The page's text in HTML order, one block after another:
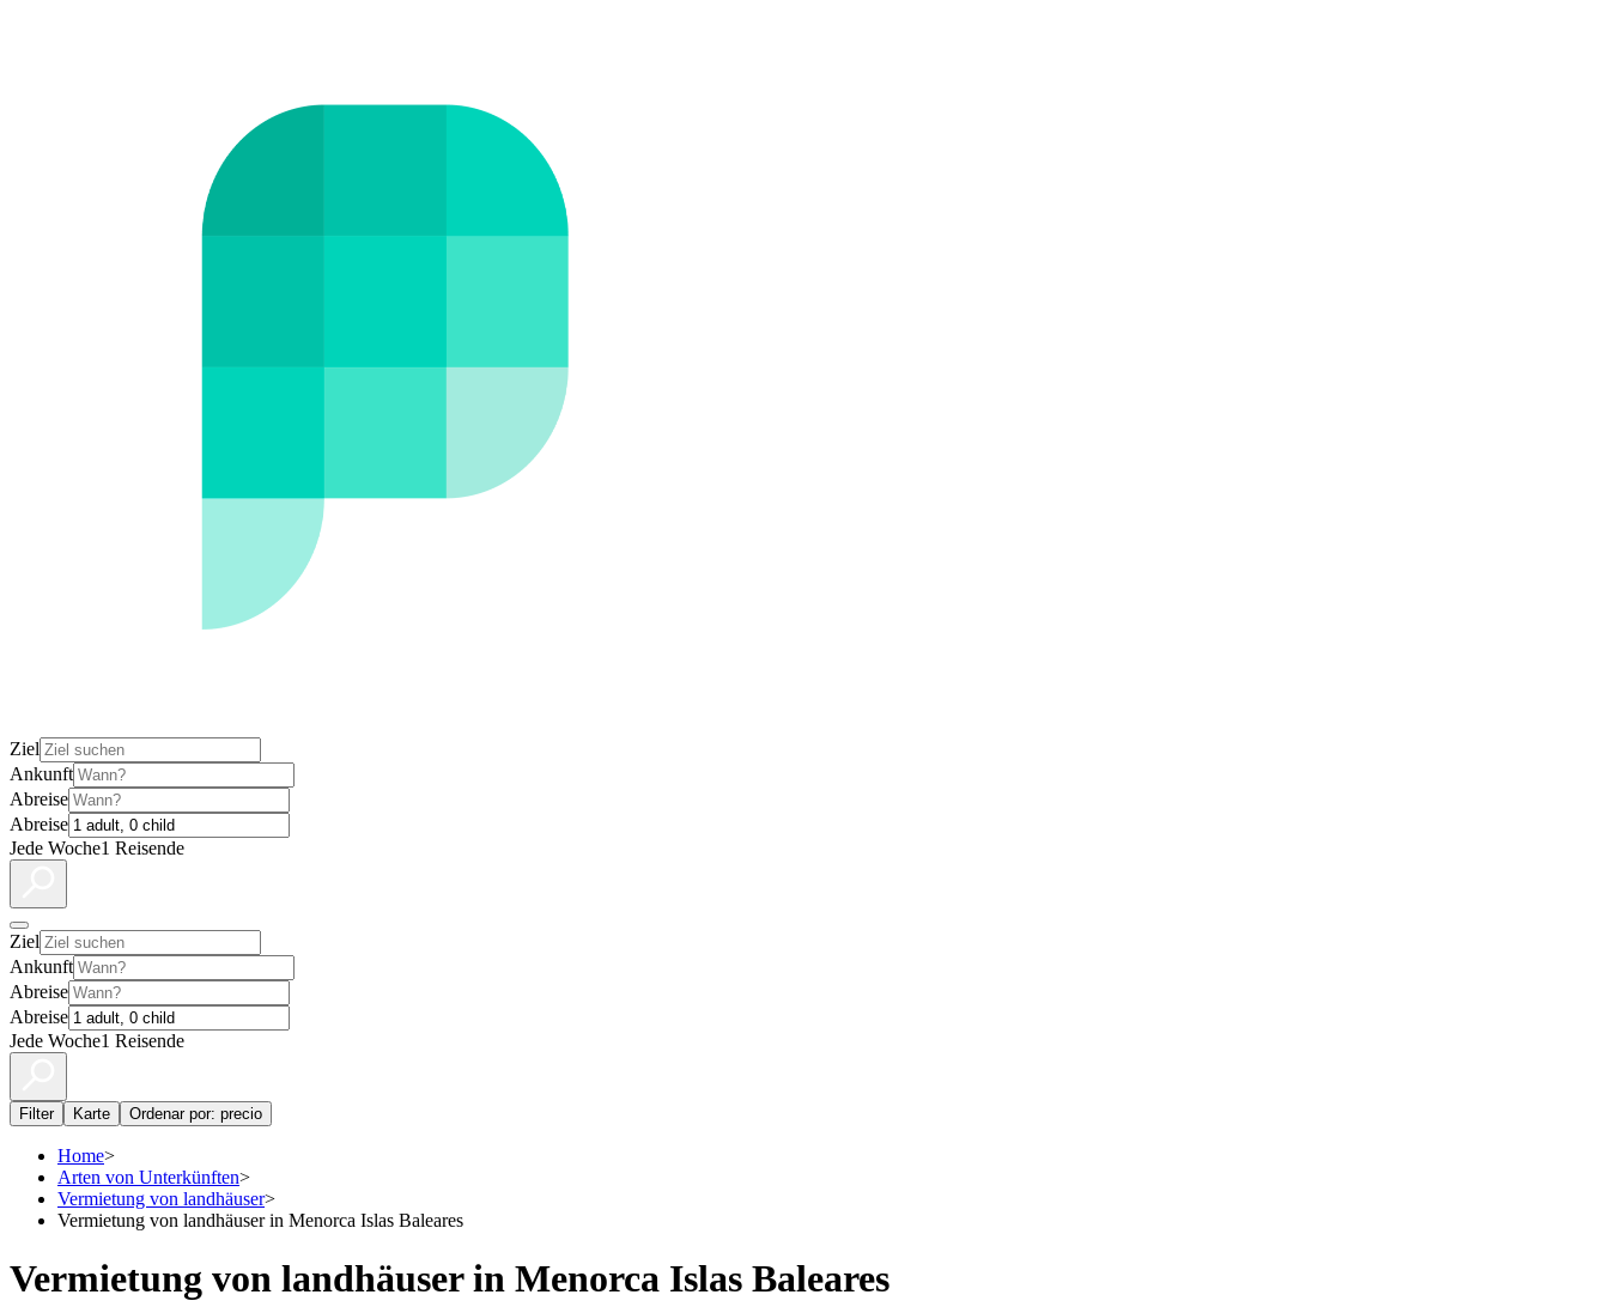
Ziel
Ankunft
Abreise
Abreise
Jede Woche1 Reisende
Ziel
Ankunft
Abreise
Abreise
Jede Woche1 Reisende
Filter Karte Ordenar por: precio
Home>
Arten von Unterkünften>
Vermietung von landhäuser>
Vermietung von landhäuser in Menorca Islas Baleares
Vermietung von landhäuser in Menorca Islas Baleares